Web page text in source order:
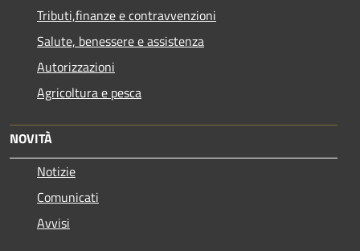
Tributi,finanze e contravvenzioni
Salute, benessere e assistenza
Autorizzazioni
Agricoltura e pesca
NOVITÀ
Notizie
Comunicati
Avvisi